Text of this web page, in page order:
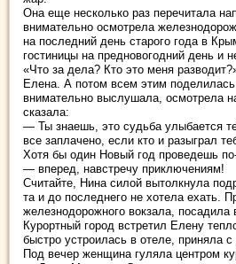
Она еще несколько раз перечитала
внимательно осмотрела
на последний день старого года в
гостиницы на предновогодний день и
«Что за дела? Кто это меня
Елена. А потом всем этим
внимательно выслушала, осмотрела
сказала:
— Ты знаешь, это судьба улыбается
все заплачено, если кто и разыграл
Хотя бы один Новый год проведешь
— вперед, навстречу приключениям!
Считайте, Нина силой вытолкнула
та и до последнего не хотела ехать.
железнодорожного вокзала, посадила
Курортный город встретил Елену
быстро устроилась в отеле, приняла
Под вечер женщина гуляла центром